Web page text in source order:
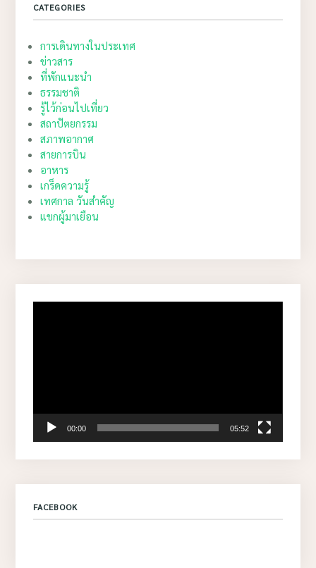
CATEGORIES
การเดินทางในประเทศ
ข่าวสาร
ที่พักแนะนำ
ธรรมชาติ
รู้ไว้ก่อนไปเที่ยว
สถาปัตยกรรม
สภาพอากาศ
สายการบิน
อาหาร
เกร็ดความรู้
เทศกาล วันสำคัญ
แขกผู้มาเยือน
00:00 05:52
FACEBOOK